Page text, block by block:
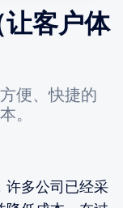
客户体
便、快捷的
。
许多公司已经采